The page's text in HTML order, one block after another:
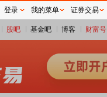
股吧 基金吧 博客 财富号
登录 我的菜单 证券交易